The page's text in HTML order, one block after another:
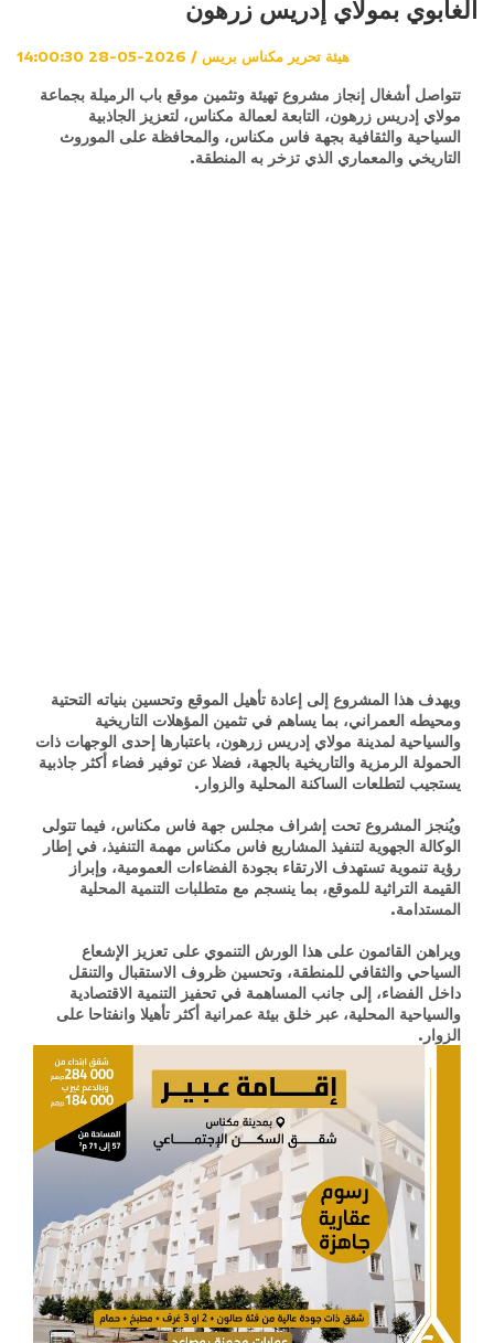
الغابوي بمولاي إدريس زرهون
هيئة تحرير مكناس بريس / 2026-05-28 14:00:30
تتواصل أشغال إنجاز مشروع تهيئة وتثمين موقع باب الرميلة بجماعة
مولاي إدريس زرهون، التابعة لعمالة مكناس، لتعزيز الجاذبية
السياحية والثقافية بجهة فاس مكناس، والمحافظة على الموروث
التاريخي والمعماري الذي تزخر به المنطقة.
ويهدف هذا المشروع إلى إعادة تأهيل الموقع وتحسين بنياته التحتية
ومحيطه العمراني، بما يساهم في تثمين المؤهلات التاريخية
والسياحية لمدينة مولاي إدريس زرهون، باعتبارها إحدى الوجهات ذات
الحمولة الرمزية والتاريخية بالجهة، فضلا عن توفير فضاء أكثر جاذبية
يستجيب لتطلعات الساكنة المحلية والزوار.
ويُنجز المشروع تحت إشراف مجلس جهة فاس مكناس، فيما تتولى
الوكالة الجهوية لتنفيذ المشاريع فاس مكناس مهمة التنفيذ، في إطار
رؤية تنموية تستهدف الارتقاء بجودة الفضاءات العمومية، وإبراز
القيمة التراثية للموقع، بما ينسجم مع متطلبات التنمية المحلية
المستدامة.
ويراهن القائمون على هذا الورش التنموي على تعزيز الإشعاع
السياحي والثقافي للمنطقة، وتحسين ظروف الاستقبال والتنقل
داخل الفضاء، إلى جانب المساهمة في تحفيز التنمية الاقتصادية
والسياحية المحلية، عبر خلق بيئة عمرانية أكثر تأهيلا وانفتاحا على
الزوار.